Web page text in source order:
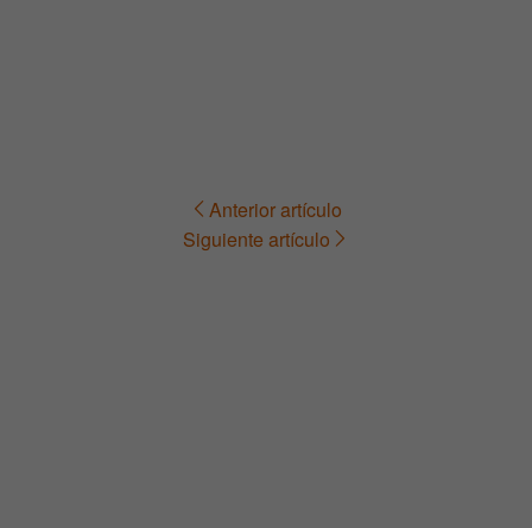
Navegación Anterior artículo
Siguiente artículo